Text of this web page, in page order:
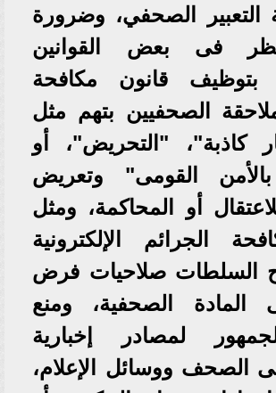
التعبير الصحفي، وضرورة
فى بعض القوانين
بتوظيف قانون مكافحة
الصحفيين بتهم مثل
كاذبة"، "التحريض"، أو
بالأمن القومى" وتعريض
أو المحاكمة، ومثل
الجرائم الإلكترونية
السلطات صلاحيات فرض
المادة الصحفية، ومنع
لمصادر إخبارية
الصحف ووسائل الإعلام،